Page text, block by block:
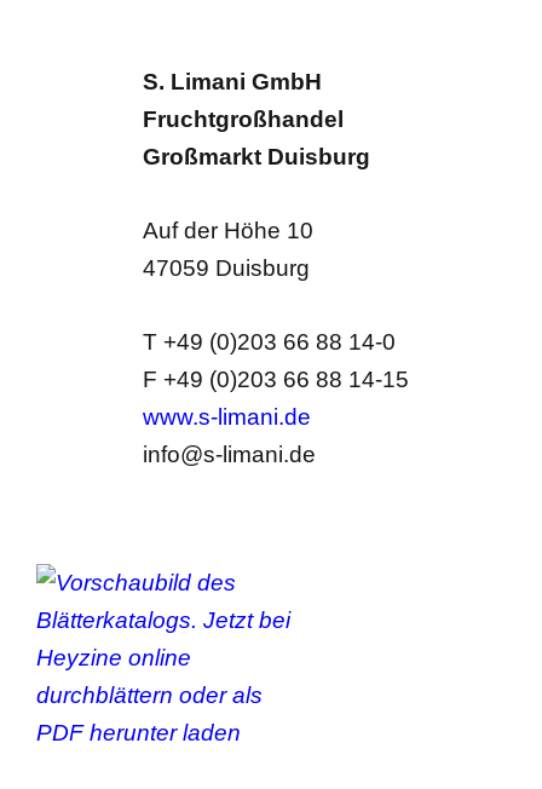
S. Limani GmbH
Fruchtgroßhandel
Großmarkt Duisburg
Auf der Höhe 10
47059 Duisburg
T +49 (0)203 66 88 14-0
F +49 (0)203 66 88 14-15
www.s-limani.de
info@s-limani.de